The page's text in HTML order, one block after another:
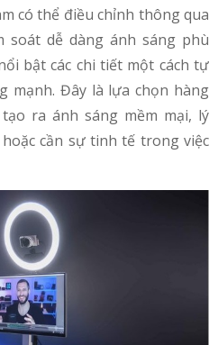
có thể điều chỉnh thông qua
soát dễ dàng ánh sáng phù
bật các chi tiết một cách tự
mạnh. Đây là lựa chọn hàng
ra ánh sáng mềm mại, lý
cần sự tinh tế trong việc